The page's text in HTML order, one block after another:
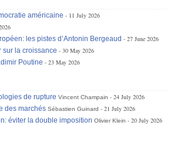
américaine
11 July 2026
les pistes d’Antonin Bergeaud
27 June 2026
sur la croissance
30 May 2026
Poutine
23 May 2026
de rupture Vincent Champain
24 July 2026
des marchés Sébastien Guinard
21 July 2026
éviter la double imposition Olivier Klein 20 July 2026